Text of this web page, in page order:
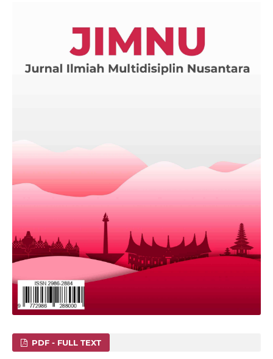
PDF - FULL TEXT